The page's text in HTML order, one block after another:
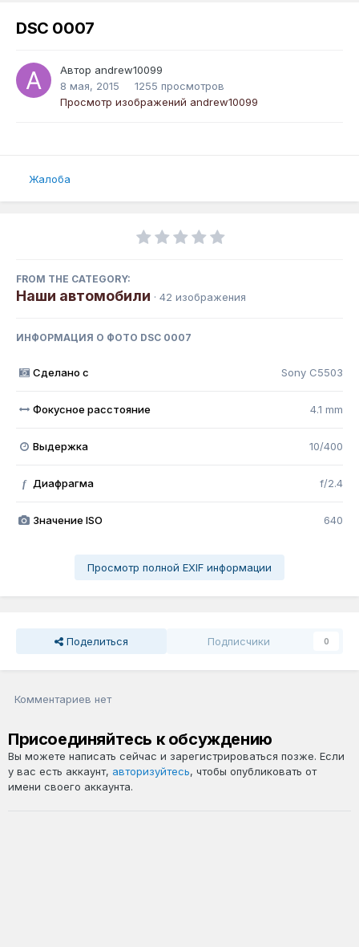
DSC 0007
Автор andrew10099
8 мая, 2015
1255 просмотров
Просмотр изображений andrew10099
Жалоба
FROM THE CATEGORY:
Наши автомобили · 42 изображения
ИНФОРМАЦИЯ О ФОТО DSC 0007
Сделано с Sony C5503
Фокусное расстояние 4.1 mm
Выдержка 10/400
f Диафрагма f/2.4
Значение ISO 640
Просмотр полной EXIF информации
Поделиться Подписчики 0
Комментариев нет
Присоединяйтесь к обсуждению
Вы можете написать сейчас и зарегистрироваться позже. Если
у вас есть аккаунт, авторизуйтесь, чтобы опубликовать от
имени своего аккаунта.